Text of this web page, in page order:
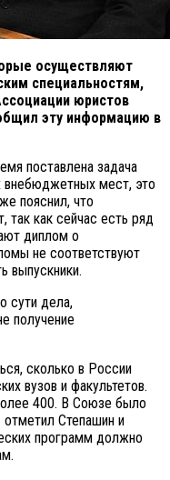
осуществляют
специальностям,
юристов
эту информацию в
поставлена задача
внебюджетных мест, это
пояснил, что
так как сейчас есть ряд
диплом о
не соответствуют
выпускники.
сути дела,
получение
сколько в России
вузов и факультетов.
400. В Союзе было
Степашин и
программ должно